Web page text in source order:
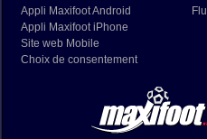
Appli Maxifoot Android
Appli Maxifoot iPhone
Site web Mobile
Choix de consentement